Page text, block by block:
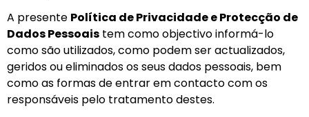
A presente Política de Privacidade e Protecção de
Dados Pessoais tem como objectivo informá-lo
como são utilizados, como podem ser actualizados,
geridos ou eliminados os seus dados pessoais, bem
como as formas de entrar em contacto com os
responsáveis pelo tratamento destes.